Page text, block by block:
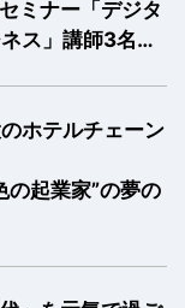
ミナー「デジタ
ス」講師3名に
ホテルチェーン
の起業家”の夢の